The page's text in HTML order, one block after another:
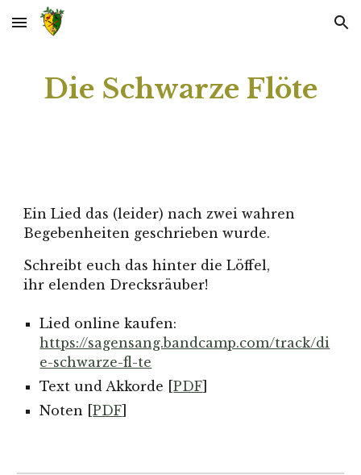
Skip to main content Skip to navigation
Die Schwarze Flöte
Ein Lied das (leider) nach zwei wahren
Begebenheiten geschrieben wurde.
Schreibt euch das hinter die Löffel,
ihr elenden Drecksräuber!
Lied online kaufen:
https://sagensang.bandcamp.com/track/di
e-schwarze-fl-te
Text und Akkorde [PDF
Noten [PDF